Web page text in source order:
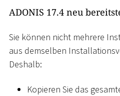
ADONIS 17.4 neu
Sie können nicht mehrere
aus demselben
Deshalb:
Kopieren Sie das